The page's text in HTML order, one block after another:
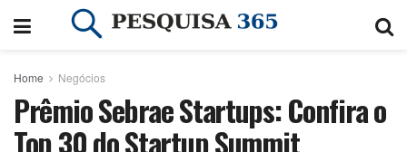
Home Negócios
Prêmio Sebrae Startups: Confira o
Top 30 do Startup Summit